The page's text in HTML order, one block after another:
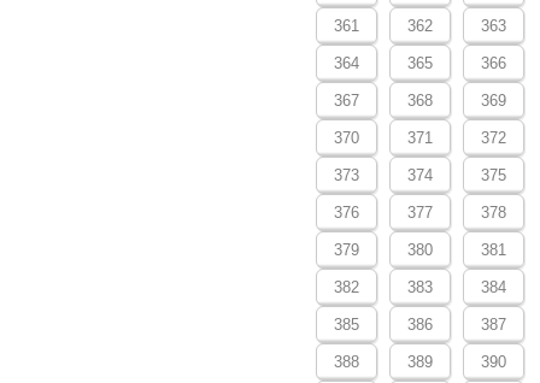
361 362 363
364 365 366
367 368 369
370 371 372
373 374 375
376 377 378
379 380 381
382 383 384
385 386 387
388 389 390